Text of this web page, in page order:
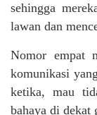
sehingga
lawan dan
Nomor empat
komunikasi
ketika, mau
bahaya di dekat